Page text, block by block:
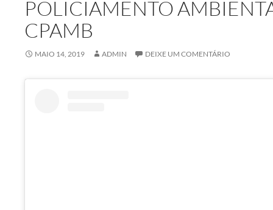
POLICIAMENTO
CPAMB
MAIO 14, 2019 ADMIN DEIXE UM COMENTÁRIO